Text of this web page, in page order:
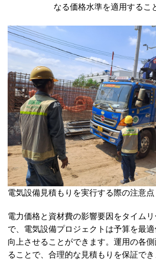
なる価格水準を適用するこ
電気設備見積もりを実行する際の注意点
電力価格と資材費の影響要因をタイム
で、電気設備プロジェクトは予算を最
向上させることができます。運用の各
ることで、合理的な見積もりを保証でき